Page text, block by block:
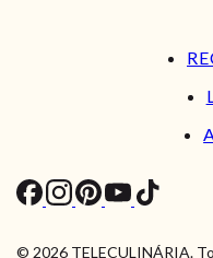
© 2026 TELECULINÁRIA.